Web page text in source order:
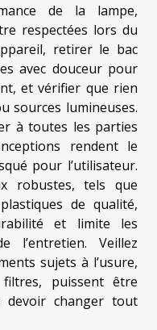
de la lampe,
respectées lors du
retirer le bac
avec douceur pour
et vérifier que rien
sources lumineuses.
à toutes les parties
rendent le
pour l’utilisateur.
robustes, tels que
de qualité,
et limite les
l’entretien. Veillez
sujets à l’usure,
puissent être
devoir changer tout